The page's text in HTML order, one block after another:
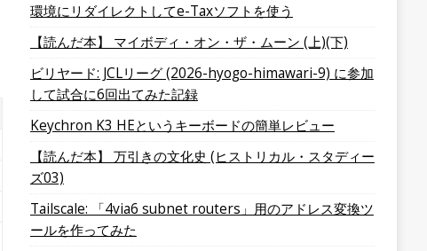
環境にリダイレクトしてe-Taxソフトを使う
【読んだ本】 マイボディ・オン・ザ・ムーン (上)(下)
ビリヤード: JCLリーグ (2026-hyogo-himawari-9) に参加
して試合に6回出てみた記録
Keychron K3 HEというキーボードの簡単レビュー
【読んだ本】 万引きの文化史 (ヒストリカル・スタディー
ズ03)
Tailscale: 「4via6 subnet routers」用のアドレス変換ツ
ールを作ってみた